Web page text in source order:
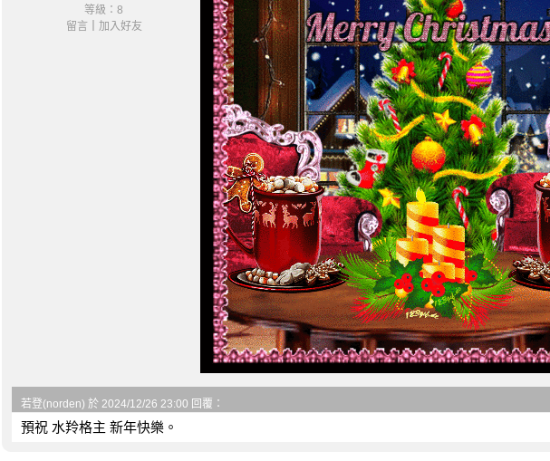
等級：8
留言｜ 加入好友
若登(norden) 於 2024/12/26 23:00 回覆：
預祝 水羚格主 新年快樂。